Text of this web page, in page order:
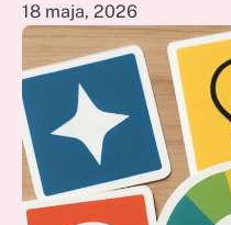
18 maja, 2026